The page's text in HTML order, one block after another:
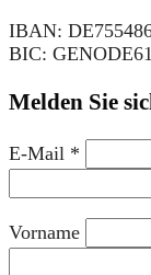
IBAN:
BIC:
Melden Sie
E-Mail *
Vorname